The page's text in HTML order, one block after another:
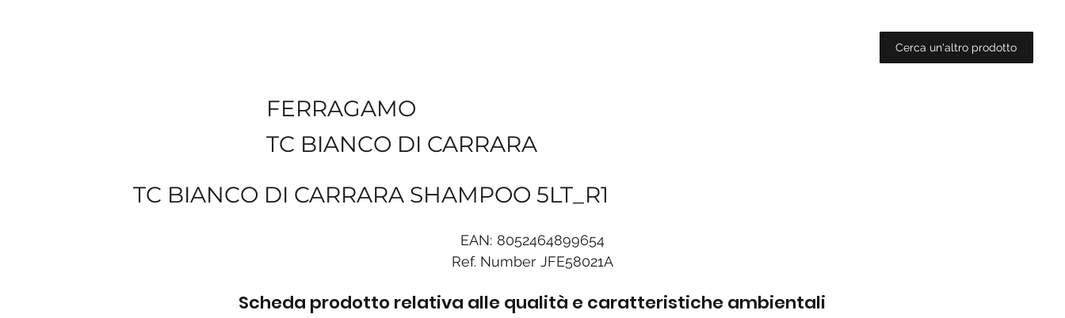
Cerca un'altro prodotto
FERRAGAMO
TC BIANCO DI CARRARA
TC BIANCO DI CARRARA SHAMPOO 5LT_R1
EAN: 8052464899654
Ref. Number JFE58021A
Scheda prodotto relativa alle qualità e caratteristiche ambientali